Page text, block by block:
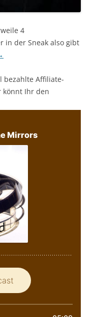
4
in der Sneak also gibt
bezahlte Affiliate-
könnt Ihr den